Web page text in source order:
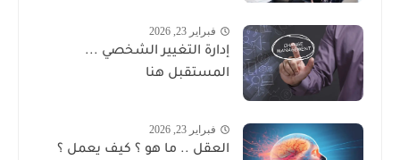
فبراير 23, 2026
إدارة التغيير الشخصي ...
المستقبل هنا
فبراير 23, 2026
العقل .. ما هو ؟ كيف يعمل ؟